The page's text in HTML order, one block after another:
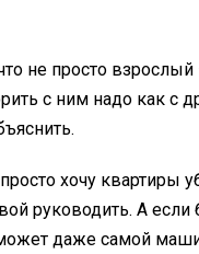
не просто
с ним надо как с
хочу квартиры
руководить. А если
даже самой